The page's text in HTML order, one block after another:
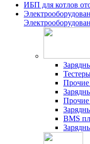
ИБП для котлов
Прочие
Прочие
BMS